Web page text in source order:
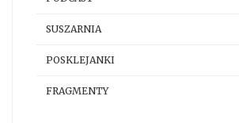
SUSZARNIA
POSKLEJANKI
FRAGMENTY